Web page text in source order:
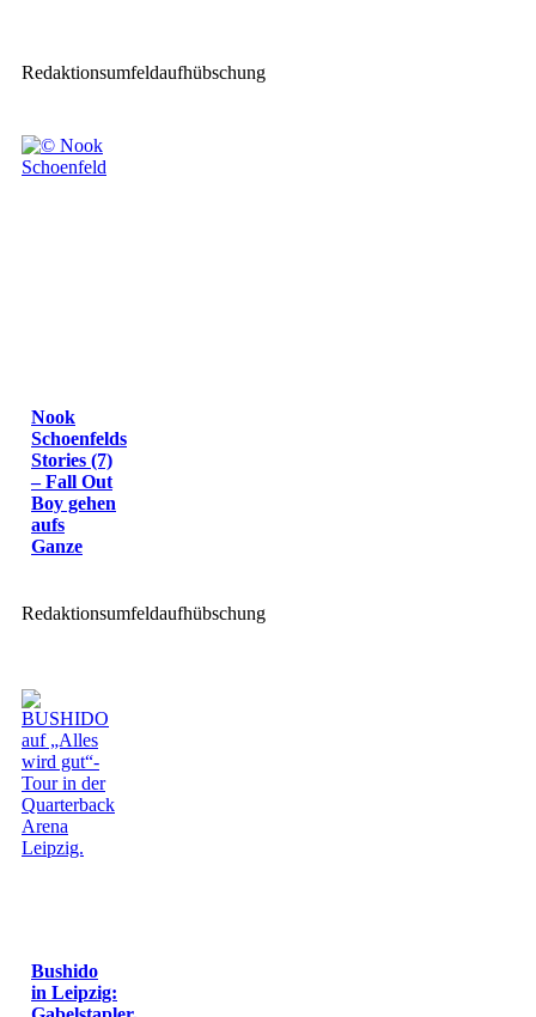
Redaktionsumfeldaufhübschung
Nook
Schoenfelds
Stories (7)
– Fall Out
Boy gehen
aufs
Ganze
Redaktionsumfeldaufhübschung
Bushido
in Leipzig: